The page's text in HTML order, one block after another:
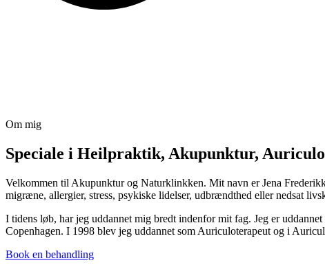
Om mig
Speciale i Heilpraktik, Akupunktur,
Velkommen til Akupunktur og Naturklinkken. Mit navn er Jena
migræne, allergier, stress, psykiske lidelser, udbrændthed eller nedsat
I tidens løb, har jeg uddannet mig bredt indenfor mit fag. Jeg er
Copenhagen. I 1998 blev jeg uddannet som Auriculoterapeut og i
Book en behandling